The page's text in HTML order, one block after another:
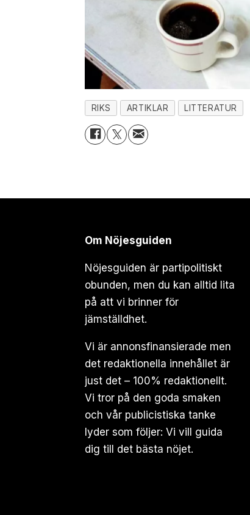
RIKS ARTIKLAR LITTERATUR
Om Nöjesguiden
Nöjesguiden är partipolitiskt
obunden, men du kan alltid lita
på att vi brinner för
jämställdhet.
Vi är annonsfinansierade men
det redaktionella innehållet är
just det – 100% redaktionellt.
Vi tror på den goda smaken
och vår publicistiska tanke
lyder som följer: Vi vill guida
dig till det bästa nöjet.